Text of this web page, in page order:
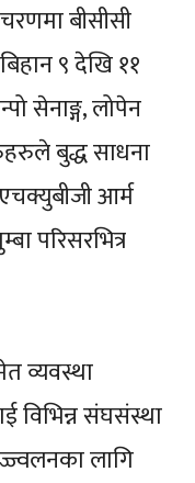
बीसीसी
९ देखि ११
सेनाङ्ग, लोपेन
बुद्ध साधना
आर्म
परिसरभित्र
व्यवस्था
विभिन्न संघसंस्था
लागि